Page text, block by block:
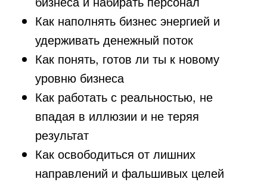
Как наполнять бизнес энергией и
удерживать денежный поток
Как понять, готов ли ты к новому
уровню бизнеса
Как работать с реальностью, не
впадая в иллюзии и не теряя
результат
Как освободиться от лишних
направлений и фальшивых целей